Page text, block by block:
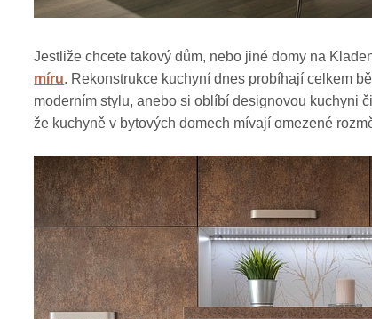
Jestliže chcete takový dům, nebo jiné domy na
míru. Rekonstrukce kuchyní dnes probíhají celkem
moderním stylu, anebo si oblíbí designovou kuchyni
že kuchyně v bytových domech mívají omezené